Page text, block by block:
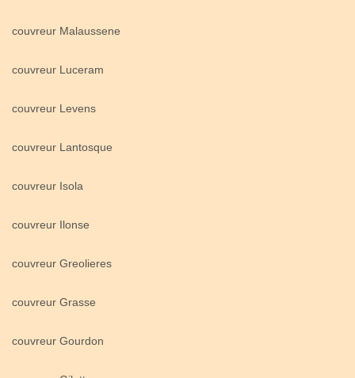
couvreur Malaussene
couvreur Luceram
couvreur Levens
couvreur Lantosque
couvreur Isola
couvreur Ilonse
couvreur Greolieres
couvreur Grasse
couvreur Gourdon